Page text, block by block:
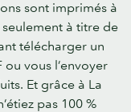
sont imprimés à
à titre de
télécharger un
vous l’envoyer
Et grâce à La
pas 100 %